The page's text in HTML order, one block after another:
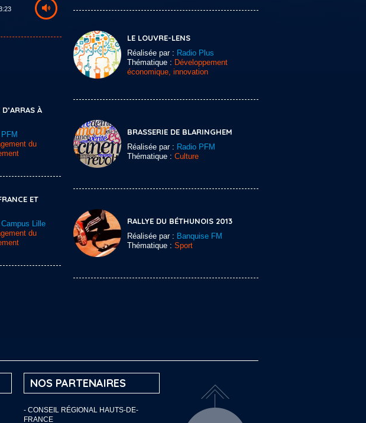
À
du
ET
Campus Lille
du
LE LOUVRE-LENS
Réalisée par : Radio Plus
Thématique : Développement
économique, innovation
BRASSERIE DE BLARINGHEM
Réalisée par : Radio PFM
Thématique : Culture
RALLYE DU BÉTHUNOIS 2013
Réalisée par : Banquise FM
Thématique : Sport
NOS PARTENAIRES
- CONSEIL RÉGIONAL HAUTS-DE-
FRANCE